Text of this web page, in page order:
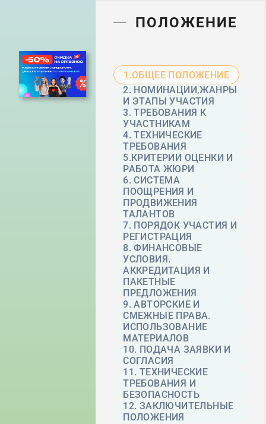
ПОЛОЖЕНИЕ
1.ОБЩЕЕ ПОЛОЖЕНИЕ
2. НОМИНАЦИИ,ЖАНРЫ
И ЭТАПЫ УЧАСТИЯ
3. ТРЕБОВАНИЯ К
УЧАСТНИКАМ
4. ТЕХНИЧЕСКИЕ
ТРЕБОВАНИЯ
5.КРИТЕРИИ ОЦЕНКИ И
РАБОТА ЖЮРИ
6. СИСТЕМА
ПООЩРЕНИЯ И
ПРОДВИЖЕНИЯ
ТАЛАНТОВ
7. ПОРЯДОК УЧАСТИЯ И
РЕГИСТРАЦИЯ
8. ФИНАНСОВЫЕ
УСЛОВИЯ.
АККРЕДИТАЦИЯ И
ПАКЕТНЫЕ
ПРЕДЛОЖЕНИЯ
9. АВТОРСКИЕ И
СМЕЖНЫЕ ПРАВА.
ИСПОЛЬЗОВАНИЕ
МАТЕРИАЛОВ
10. ПОДАЧА ЗАЯВКИ И
СОГЛАСИЯ
11. ТЕХНИЧЕСКИЕ
ТРЕБОВАНИЯ И
БЕЗОПАСНОСТЬ
12. ЗАКЛЮЧИТЕЛЬНЫЕ
ПОЛОЖЕНИЯ